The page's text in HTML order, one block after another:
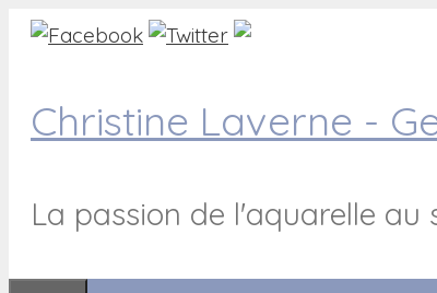
Aller
Christine Laverne -
La passion de l'aquarelle au